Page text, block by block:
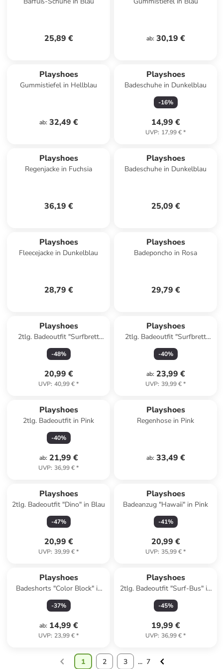
25,89 € ab: 30,19 €
Playshoes
Gummistiefel in Hellblau
ab: 32,49 €
Playshoes
Badeschuhe in Dunkelblau
-16%
14,99 €
UVP: 17,99 €*
Playshoes
Regenjacke in Fuchsia
36,19 €
Playshoes
Badeschuhe in Dunkelblau
25,09 €
Playshoes
Fleecejacke in Dunkelblau
28,79 €
Playshoes
Badeponcho in Rosa
29,79 €
Playshoes
2tlg. Badeoutfit "Surfbrett
Palmen" in Orange
-48%
20,99 €
UVP: 40,99 €*
Playshoes
2tlg. Badeoutfit "Surfbrett
Palmen" in Orange
-40%
ab: 23,99 €
UVP: 39,99 €*
Playshoes
2tlg. Badeoutfit in Pink
-40%
ab: 21,99 €
UVP: 36,99 €*
Playshoes
Regenhose in Pink
ab: 33,49 €
Playshoes
2tlg. Badeoutfit "Dino" in Blau
-47%
20,99 €
UVP: 39,99 €*
Playshoes
Badeanzug "Hawaii" in Pink
-41%
20,99 €
UVP: 35,99 €*
Playshoes
Badeshorts "Color Block" in
Blau
-37%
ab: 14,99 €
UVP: 23,99 €*
Playshoes
2tlg. Badeoutfit "Surf-Bus" in
Mint
-45%
19,99 €
UVP: 36,99 €*
1 2 3 ... 7